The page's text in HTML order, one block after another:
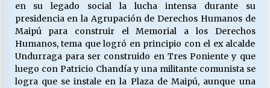
¿Asesores con doble sueldo?
18/04/2026
Chile y sus segmentos de la riqueza
06/04/2026
en su legado social la lucha intensa durante su
presidencia en la Agrupación de Derechos Humanos de
Maipú para construir el Memorial a los Derechos
Humanos, tema que logró en principio con el ex alcalde
Undurraga para ser construido en Tres Poniente y que
luego con Patricio Chandía y una militante comunista se
logra que se instale en la Plaza de Maipú, aunque una